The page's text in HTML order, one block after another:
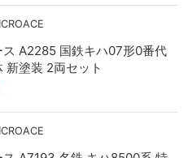
ス A2285 国鉄キハ07形0番代
新塗装 2両セット